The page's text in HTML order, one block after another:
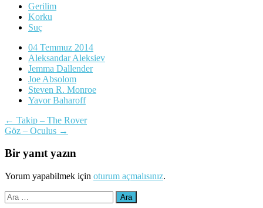
Gerilim
Korku
Suç
04 Temmuz 2014
Aleksandar Aleksiev
Jemma Dallender
Joe Absolom
Steven R. Monroe
Yavor Baharoff
Yazı
dolaşımı
← Takip – The Rover
Göz – Oculus →
Bir yanıt yazın
Yorum yapabilmek için oturum açmalısınız.
Arama: